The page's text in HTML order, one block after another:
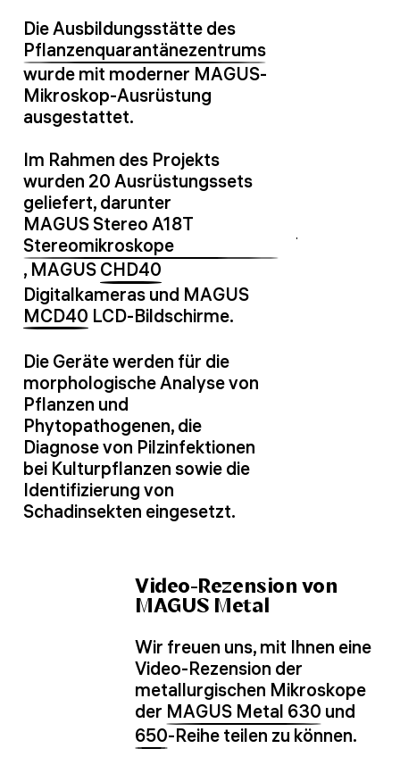
Die Ausbildungsstätte des
Pflanzenquarantänezentrums
wurde mit moderner MAGUS-
Mikroskop-Ausrüstung
ausgestattet.
Im Rahmen des Projekts
wurden 20 Ausrüstungssets
geliefert, darunter
MAGUS Stereo A18T
Stereomikroskope
, MAGUS CHD40
Digitalkameras und MAGUS
MCD40 LCD-Bildschirme.
Die Geräte werden für die
morphologische Analyse von
Pflanzen und
Phytopathogenen, die
Diagnose von Pilzinfektionen
bei Kulturpflanzen sowie die
Identifizierung von
Schadinsekten eingesetzt.
Video-Rezension von
MAGUS Metal
Wir freuen uns, mit Ihnen eine
Video-Rezension der
metallurgischen Mikroskope
der MAGUS Metal 630 und
650-Reihe teilen zu können.